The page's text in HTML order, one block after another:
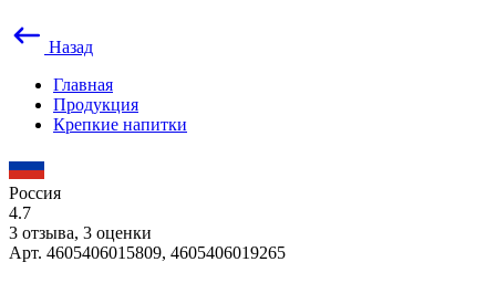
Назад
Главная
Продукция
Крепкие напитки
Россия
4.7
3 отзыва, 3 оценки
Арт. 4605406015809, 4605406019265